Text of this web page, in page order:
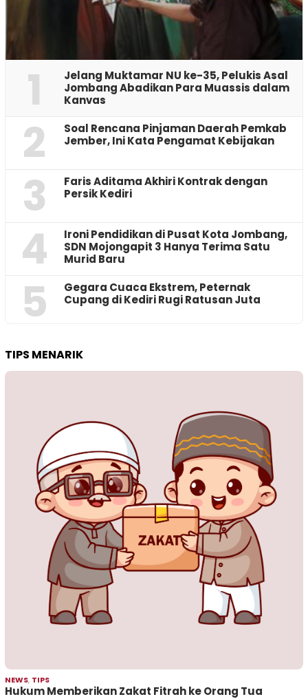
1
Jelang Muktamar NU ke-35, Pelukis Asal
Jombang Abadikan Para Muassis dalam
Kanvas
2
‎Soal Rencana Pinjaman Daerah Pemkab
Jember, Ini Kata Pengamat Kebijakan ‎
3
Faris Aditama Akhiri Kontrak dengan
Persik Kediri
4
Ironi Pendidikan di Pusat Kota Jombang,
SDN Mojongapit 3 Hanya Terima Satu
Murid Baru
5
‎Gegara Cuaca Ekstrem, Peternak
Cupang di Kediri Rugi Ratusan Juta
TIPS MENARIK
NEWS, TIPS
Hukum Memberikan Zakat Fitrah ke Orang Tua